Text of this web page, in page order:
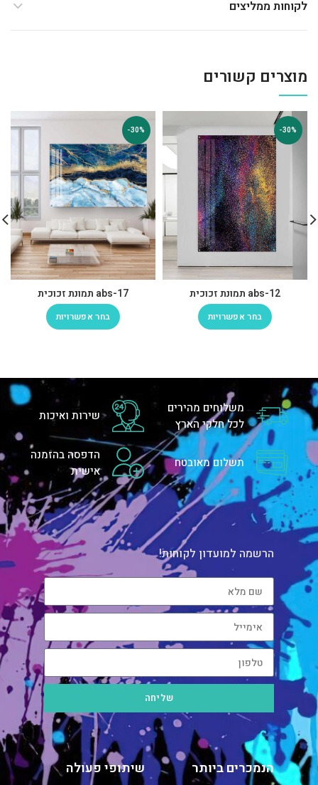
לקוחות ממליצים
מוצרים קשורים
-30%
abs-12 תמונת זכוכית
בחר אפשרויות
-30%
abs-17 תמונת זכוכית
בחר אפשרויות
משלוחים מהירים
לכל חלקי הארץ
שירות ואיכות
תשלום מאובטח
הדפסה בהזמנה
אישית
הרשמה למועדון לקוחות!
שליחה
הנמכרים ביותר שיתופי פעולה